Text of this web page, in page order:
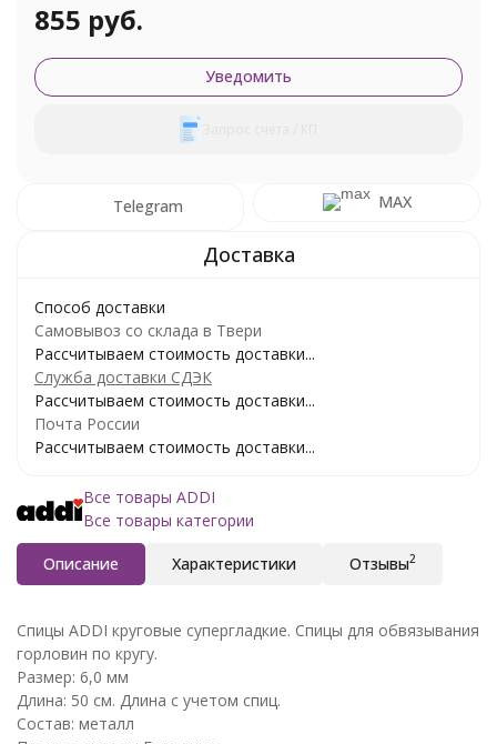
855 руб.
Уведомить
Telegram MAX
Способ доставки
Самовывоз со склада в Твери
Рассчитываем стоимость доставки...
Служба доставки СДЭК
Рассчитываем стоимость доставки...
Почта России
Рассчитываем стоимость доставки...
Все товары ADDI
Все товары категории
Описание Характеристики Отзывы2
Спицы ADDI круговые супергладкие. Спицы для обвязывания
горловин по кругу.
Размер: 6,0 мм
Длина: 50 см. Длина с учетом спиц.
Состав: металл